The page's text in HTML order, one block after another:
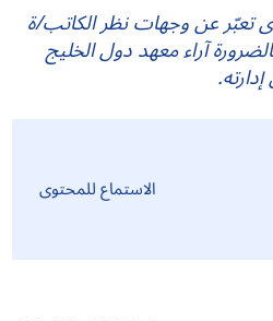
تعبّر عن وجهات نظر الكاتب/ة
آراء معهد دول الخليج
الاستماع للمحتوى